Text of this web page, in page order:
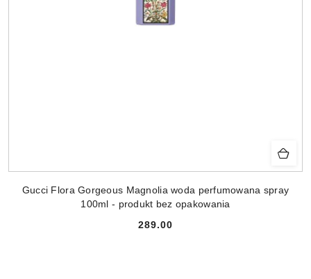
Gucci Flora Gorgeous Magnolia woda perfumowana spray
100ml - produkt bez opakowania
Cena:
289.00